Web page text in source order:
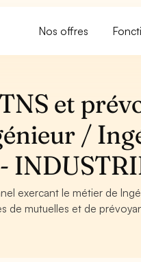
Nos offres
et
/
exercant le métier de
de mutuelles et de